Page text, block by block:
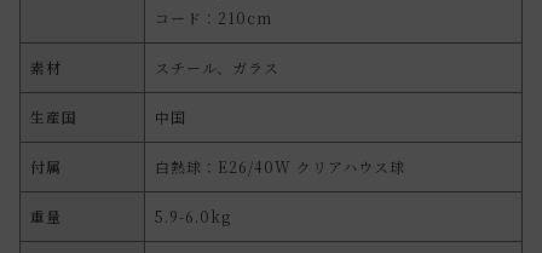
コード：210cm
素材 スチール、ガラス
生産国 中国
付属 白熱球：E26/40W クリアハウス球
重量 5.9-6.0kg